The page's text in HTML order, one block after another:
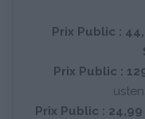
Prix Public :
Prix Public :
Prix Public : 24,99